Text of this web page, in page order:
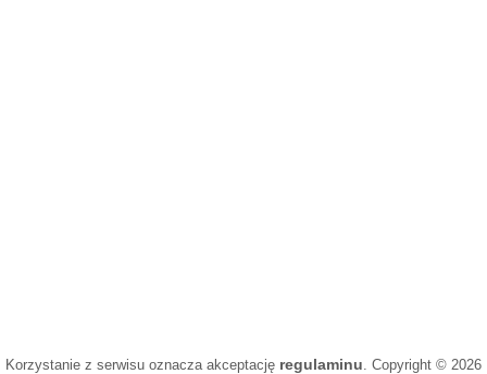
Korzystanie z serwisu oznacza akceptację regulaminu. Copyright © 2026